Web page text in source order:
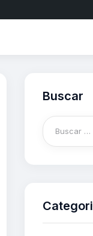
Buscar